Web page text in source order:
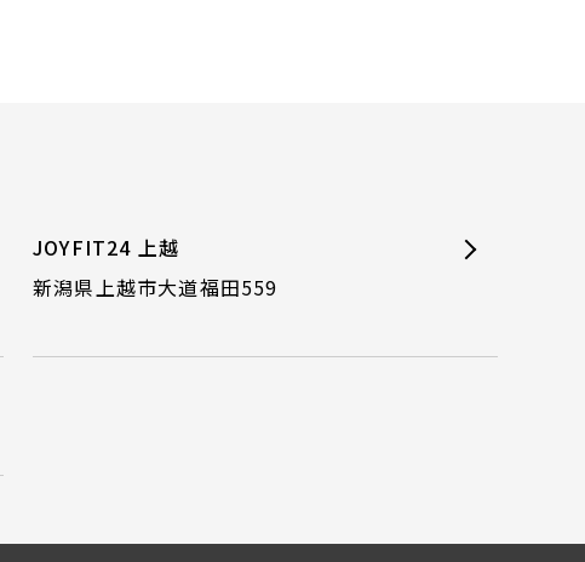
JOYFIT24 上越
新潟県上越市大道福田559